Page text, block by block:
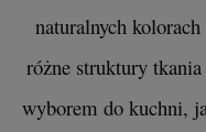
naturalnych
różne struktury tkania
wyborem do kuchni,